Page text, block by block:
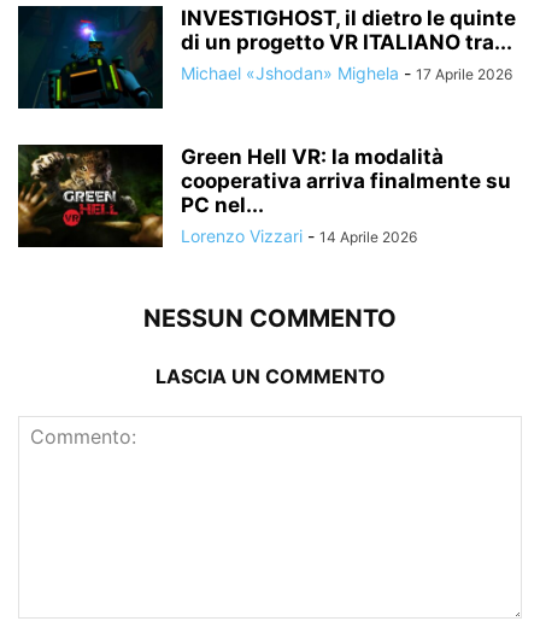
INVESTIGHOST, il dietro le quinte
di un progetto VR ITALIANO tra...
Michael «Jshodan» Mighela - 17 Aprile 2026
Green Hell VR: la modalità
cooperativa arriva finalmente su
PC nel...
Lorenzo Vizzari - 14 Aprile 2026
NESSUN COMMENTO
LASCIA UN COMMENTO